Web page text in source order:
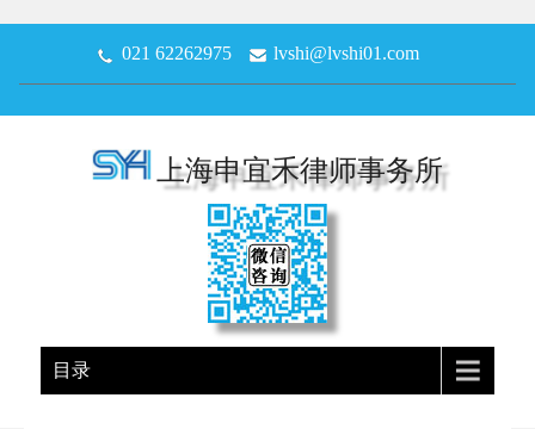
021 62262975 lvshi@lvshi01.com
上海申宜禾律师事务所
目录